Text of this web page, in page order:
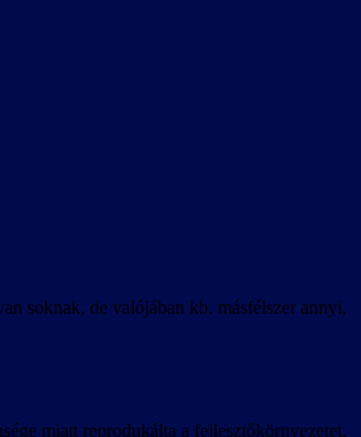
soknak, de valójában kb. másfélszer annyi,
miatt reprodukálta a fejlesztőkörnyezetet,